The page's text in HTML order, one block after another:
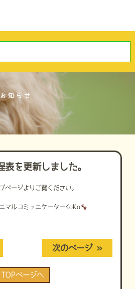
お知らせ
表を更新しました。
ページよりご覧ください。
ュニケーターKoKo
次のページ »
TOPページへ